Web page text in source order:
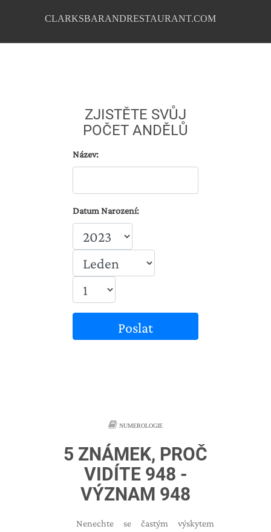
CLARKSBARANDRESTAURANT.COM
ZJISTĚTE SVŮJ
POČET ANDĚLŮ
Název:
Datum Narození:
Poslat
NUMEROLOGIE
5 ZNÁMEK, PROČ
VIDÍTE 948 -
VÝZNAM 948
Nenechte se častým výskytem